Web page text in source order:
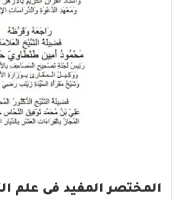
المختصر المفيد فى علم